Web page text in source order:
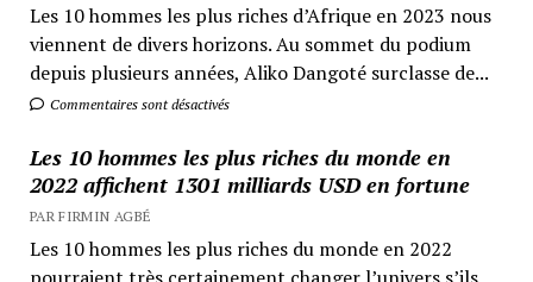
Les 10 hommes les plus riches d’Afrique en 2023 nous
viennent de divers horizons. Au sommet du podium
depuis plusieurs années, Aliko Dangoté surclasse de...
Commentaires sont désactivés
Les 10 hommes les plus riches du monde en
2022 affichent 1301 milliards USD en fortune
PAR FIRMIN AGBÉ
Les 10 hommes les plus riches du monde en 2022